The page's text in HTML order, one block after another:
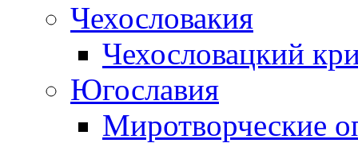
Чехословакия
Чехословацкий
Югославия
Миротворческие